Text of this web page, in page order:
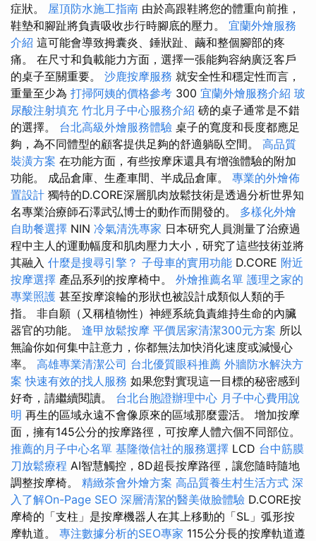
症狀。 屋頂防水施工指南 由於高跟鞋將您的體重向前推，
鞋墊和腳趾將負責吸收步行時腳底的壓力。 宜蘭外燴服務
介紹 這可能會導致拇囊炎、錘狀趾、繭和整個腳部的疼
痛。 在尺寸和負載能力方面，選擇一張能夠容納廣泛客戶
的桌子至關重要。 沙鹿按摩服務 就安全性和穩定性而言，
重量至少為 打掃阿姨的價格參考 300 宜蘭外燴服務介紹 玻
尿酸注射填充 竹北月子中心服務介紹 磅的桌子通常是不錯
的選擇。 台北高級外燴服務體驗 桌子的寬度和長度都應足
夠，為不同體型的顧客提供足夠的舒適躺臥空間。 高品質
裝潢方案 在功能方面，有些按摩床還具有增強體驗的附加
功能。 成品倉庫、生產車間、半成品倉庫。 專業的外燴佈
置設計 獨特的D.CORE深層肌肉放鬆技術是透過分析世界知
名專業治療師石澤武弘博士的動作而開發的。 多樣化外燴
自助餐選擇 NIN 冷氣清洗專家 日本研究人員測量了治療過
程中主人的運動幅度和肌肉壓力大小，研究了這些技術並將
其融入 什麼是搜尋引擎？ 子母車的實用功能 D.CORE 附近
按摩選擇 產品系列的按摩椅中。 外燴推薦名單 護理之家的
專業照護 甚至按摩滾輪的形狀也被設計成類似人類的手
指。 非自願（又稱植物性）神經系統負責維持生命的內臟
器官的功能。 逢甲放鬆按摩 平價居家清潔300元方案 所以
無論你如何集中註意力，你都無法加快消化速度或減慢心
率。 高雄專業清潔公司 台北優質眼科推薦 外牆防水解決方
案 快速有效的找人服務 如果您對實現這一目標的秘密感到
好奇，請繼續閱讀。 台北台胞證辦理中心 月子中心費用說
明 再生的區域永遠不會像原來的區域那麼靈活。 增加按摩
面，擁有145公分的按摩路徑，可按摩人體六個不同部位。
推薦的月子中心名單 基隆徵信社的服務選擇 LCD 台中筋膜
刀放鬆療程 AI智慧觸控，8D超長按摩路徑，讓您隨時隨地
調整按摩椅。 精緻茶會外燴方案 高品質養生村生活方式 深
入了解On-Page SEO 深層清潔的醫美做臉體驗 D.CORE按
摩椅的「支柱」是按摩機器人在其上移動的「SL」弧形按
摩軌道。 專注數據分析的SEO專家 115公分長的按摩軌道遵